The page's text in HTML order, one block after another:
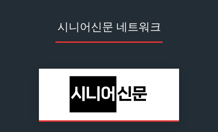
시니어신문 네트워크